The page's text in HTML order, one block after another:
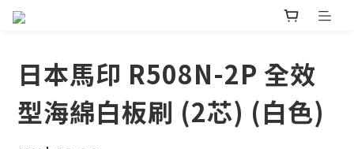
日本馬印 R508N-2P 全效
型海綿白板刷 (2芯) (白色)